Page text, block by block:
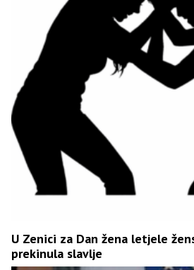
U Zenici za Dan žena letjele
prekinula slavlje